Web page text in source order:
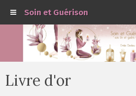
Soin et Guérison
Livre d'or